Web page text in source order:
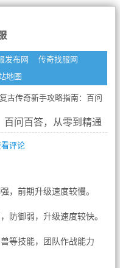
发布网
传奇找服网
地图
古传奇新手攻略指南：百问
百问百答，从零到精通
评论
，前期升级速度较慢。
防御弱，升级速度较快。
等技能，团队作战能力